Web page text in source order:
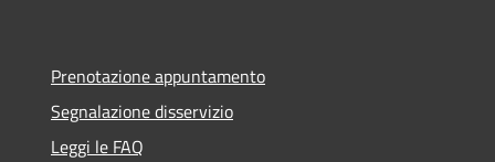
Prenotazione appuntamento
Segnalazione disservizio
Leggi le FAQ